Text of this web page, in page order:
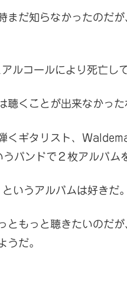
まだ知らなかったのだ
ルコールにより死亡して
聴くことが出来なかった
くギタリスト、
バンドで２枚アルバム
いうアルバムは好きだ。
ともっと聴きたいのだ
うだ。